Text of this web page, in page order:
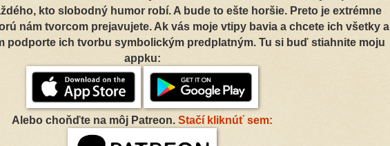
kto slobodný humor robí. A bude to ešte horšie. Preto je extrémne
nám tvorcom prejavujete. Ak vás moje vtipy bavia a chcete ich všetky a
podporte ich tvorbu symbolickým predplatným. Tu si buď stiahnite moju
appku:
Alebo choňďte na môj Patreon. Stačí kliknúť sem: